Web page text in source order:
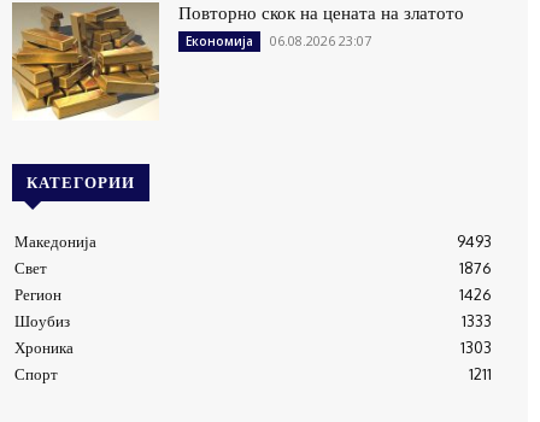
Повторно скок на цената на златото
Економија 06.08.2026 23:07
КАТЕГОРИИ
Македонија
9493
Свет
1876
Регион
1426
Шоубиз
1333
Хроника
1303
Спорт
1211